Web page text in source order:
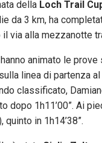
della Loch Trail
da 3 km, ha
il via alla mezzanotte
animato le
linea di partenza
classificato,
dopo 1h11’00”. Ai
quinto in 1h14’38”.